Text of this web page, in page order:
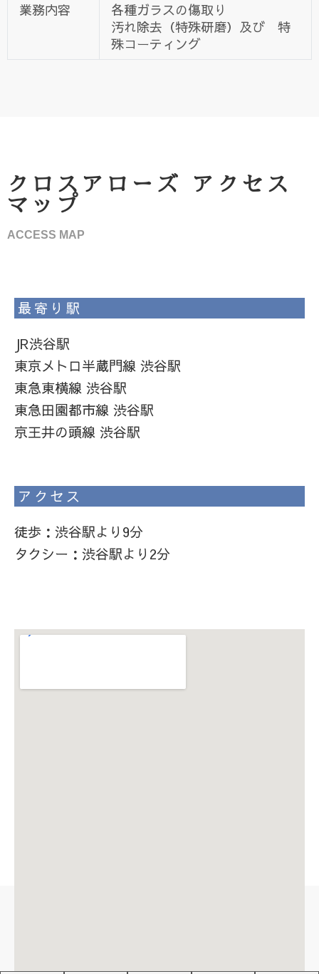
業務内容
各種ガラスの傷取り
汚れ除去（特殊研磨）及び 特
殊コーティング
クロスアローズ アクセス
マップ
ACCESS MAP
最寄り駅
JR渋谷駅
東京メトロ半蔵門線 渋谷駅
東急東横線 渋谷駅
東急田園都市線 渋谷駅
京王井の頭線 渋谷駅
アクセス
徒歩：渋谷駅より9分
タクシー：渋谷駅より2分